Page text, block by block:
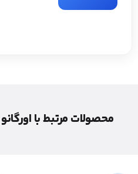
محصولات مرتبط با